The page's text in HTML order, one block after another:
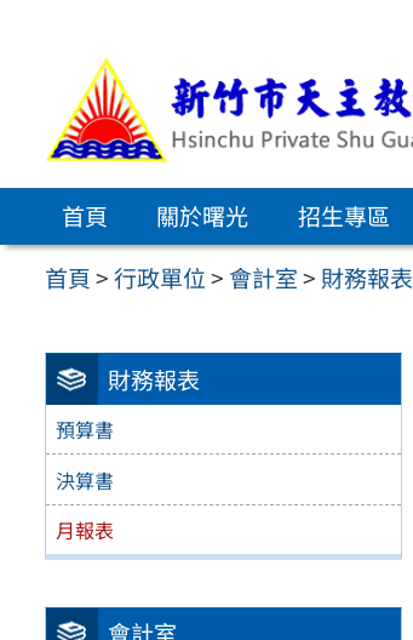
內
首頁 關於曙光 招生專區
首頁>行政單位> 會計室> 財務報表
財務報表
預算書
決算書
月報表
會計室